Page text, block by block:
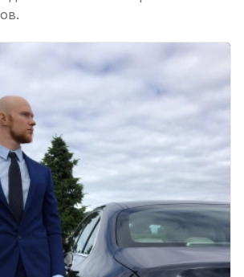
35
на Дыбенко
Овсеенко, 25к1
в ТК Юго-Запад
Жукова, 35-1
на Космонавтов
38к4
на Международной
24к1
в Купчино
87-3